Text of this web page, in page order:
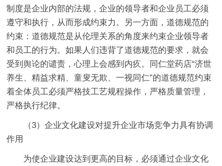
制度是企业内部的法规，企业的领导者和企业员工必须
遵守和执行，从而形成约束力。另一方面，道德规范的
约束：道德规范是从伦理关系的角度来约束企业领导者
和员工的行为。如果人们违背了道德规范的要求，就会
受到舆论的谴责，心理上会感到内疚。同仁堂药店“济世
养生、精益求精、童叟无欺、一视同仁”的道德规范约束
着全体员工必须严格技工艺规程操作，严格质量管理，
严格执行纪律。
（3）企业文化建设对提升企业市场竞争力具有协调
作用
为使企业建设达到更高的目标，必须通过企业文化